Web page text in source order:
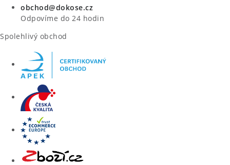
obchod@dokose.cz
Odpovíme do 24 hodin
Spolehlivý obchod
Úvod Kontakt Blog
Moje objednávka